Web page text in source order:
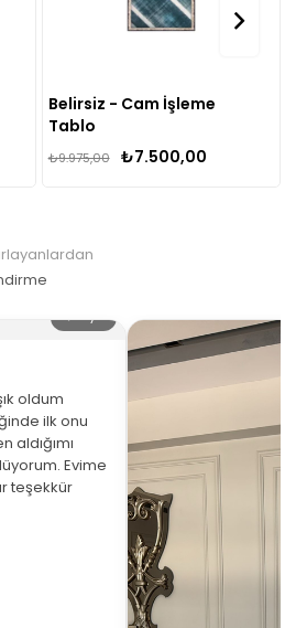
- Cam İşleme
₺7.500,00
oldum
ilk onu
aldığımı
Evime
teşekkür